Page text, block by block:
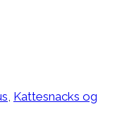
Kattesnacks og